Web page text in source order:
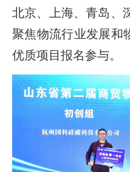
北京、上海、青岛、
聚焦物流行业发展和
优质项目报名参与。